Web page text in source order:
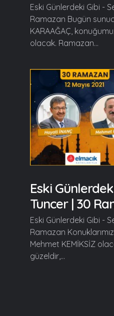
Eski Günlerdeki Gibi -
Ramazan Bugün
KARAAĞAÇ,
olacak. Ramazan...
Eski
Tuncer | 30
Eski Günlerdeki Gibi -
Ramazan
Mehmet KEMİKSİZ
güzeldir,...